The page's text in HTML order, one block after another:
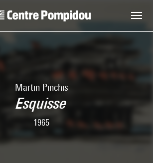
Martin Pinchis
Esquisse
1965